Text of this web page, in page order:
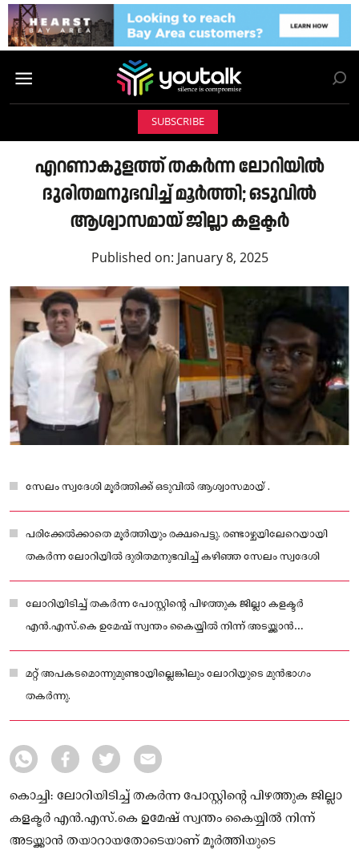
SUBSCRIBE
എറണാകുളത്ത് തകർന്ന ലോറിയിൽ
ദുരിതമനുഭവിച്ച് മൂർത്തി; ഒടുവിൽ
ആശ്വാസമായ് ജില്ലാ കളക്ടർ
Published on: January 8, 2025
സേലം സ്വദേശി മൂർത്തിക്ക് ഒടുവിൽ ആശ്വാസമായ് .
പരിക്കേൽക്കാതെ മൂർത്തിയും രക്ഷപെട്ടു. രണ്ടാഴ്ചയിലേറെയായി
തകർന്ന ലോറിയിൽ ദുരിതമനുഭവിച്ച് കഴിഞ്ഞ സേലം സ്വദേശി
ലോറിയിടിച്ച് തകർന്ന പോസ്റ്റിന്റെ പിഴത്തുക ജില്ലാ കളക്ടർ
എൻ.എസ്.കെ ഉമേഷ് സ്വന്തം കൈയ്യിൽ നിന്ന് അടയ്ക്കാൻ
തയാറായതോടെയാണ് മൂർത്തിയുടെ ദുരിതമവസാനിച്ചത്.
മറ്റ് അപകടമൊന്നുമുണ്ടായില്ലെങ്കിലും ലോറിയുടെ മുൻഭാ​ഗം
തകർന്നു.
കൊച്ചി: ലോറിയിടിച്ച് തകർന്ന പോസ്റ്റിന്റെ പിഴത്തുക ജില്ലാ
കളക്ടർ എൻ.എസ്.കെ ഉമേഷ് സ്വന്തം കൈയ്യിൽ നിന്ന്
അടയ്ക്കാൻ തയാറായതോടെയാണ് മൂർത്തിയുടെ